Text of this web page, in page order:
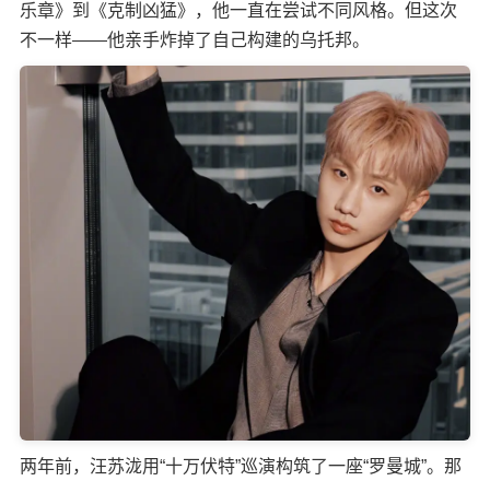
乐章》到《克制凶猛》，他一直在尝试不同风格。但这次
不一样——他亲手炸掉了自己构建的乌托邦。
两年前，汪苏泷用“十万伏特”巡演构筑了一座“罗曼城”。那